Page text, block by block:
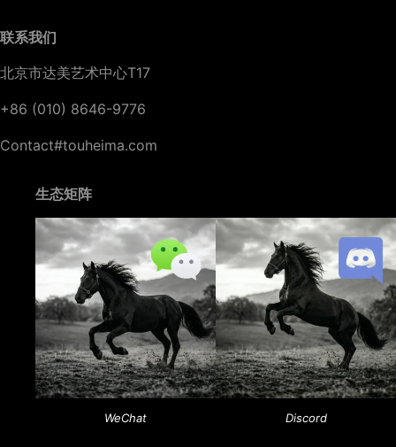
联系我们
北京市达美艺术中心T17
+86 (010) 8646-9776
Contact#touheima.com
生态矩阵
WeChat Discord